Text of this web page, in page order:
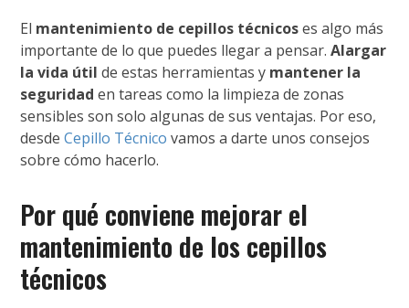
El mantenimiento de cepillos técnicoses algo más
importante de lo que puedes llegar a pensar.Alargar
la vida útilde estas herramientas y mantener la
seguridaden tareas como la limpieza de zonas
sensibles son solo algunas de sus ventajas. Por eso,
desdeCepillo Técnico vamos a darte unos consejos
sobre cómo hacerlo.
Por qué conviene mejorar el
mantenimiento de los cepillos
técnicos